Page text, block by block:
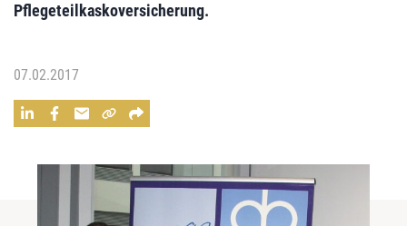
Pflegeteilkaskoversicherung.
07.02.2017